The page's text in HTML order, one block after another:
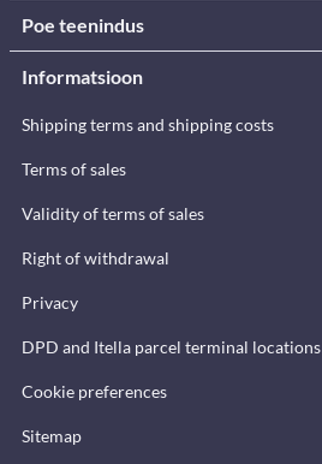
Poe teenindus
Informatsioon
Shipping terms and shipping costs
Terms of sales
Validity of terms of sales
Right of withdrawal
Privacy
DPD and Itella parcel terminal locations
Cookie preferences
Sitemap